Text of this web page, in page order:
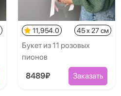
11,954.0 45 x 27 см
Букет из 11 розовых
пионов
8489₽ Заказать